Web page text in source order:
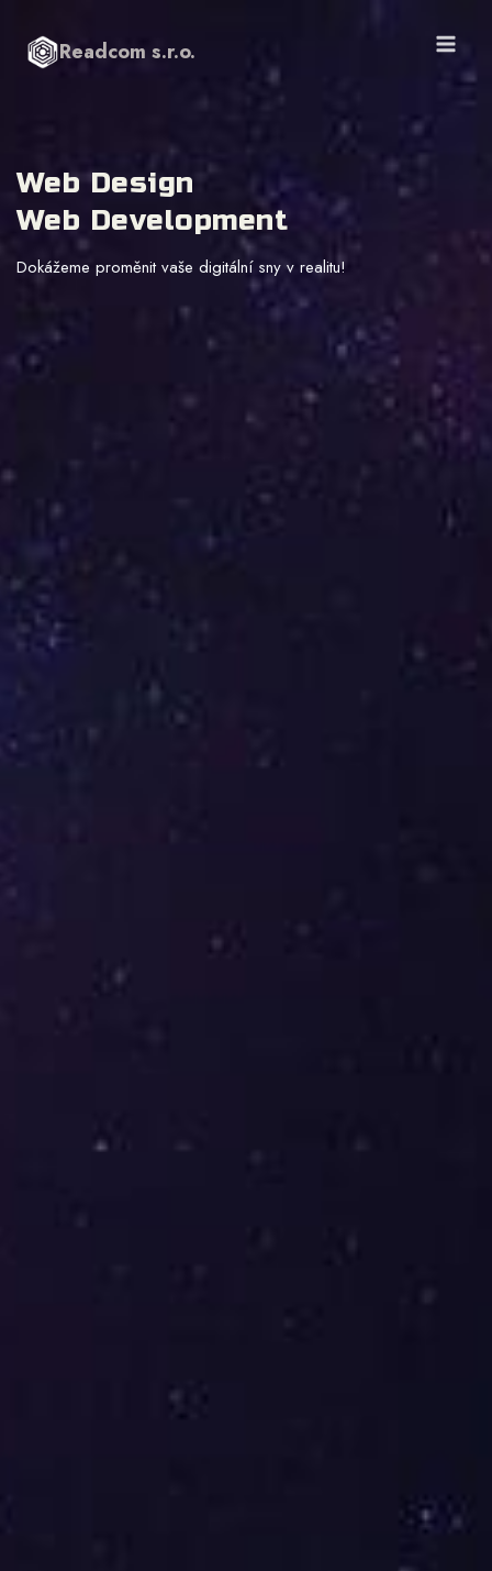
obsah
Readcom s.r.o.
Web Design
Web Development
Dokážeme proměnit vaše digitální sny v realitu!